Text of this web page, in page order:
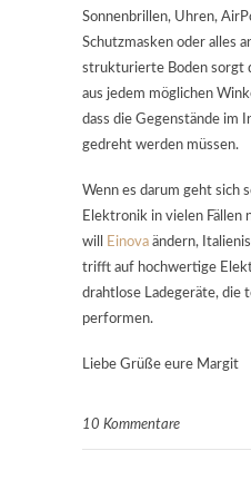
Sonnenbrillen, Uhren,
Schutzmasken oder alles
strukturierte Boden sorgt
aus jedem möglichen
dass die Gegenstände im
gedreht werden müssen.
Wenn es darum geht sich
Elektronik in vielen Fällen
will
Einova ändern,
trifft auf hochwertige
drahtlose Ladegeräte, die
performen.
Liebe Grüße eure Margit
10 Kommentare